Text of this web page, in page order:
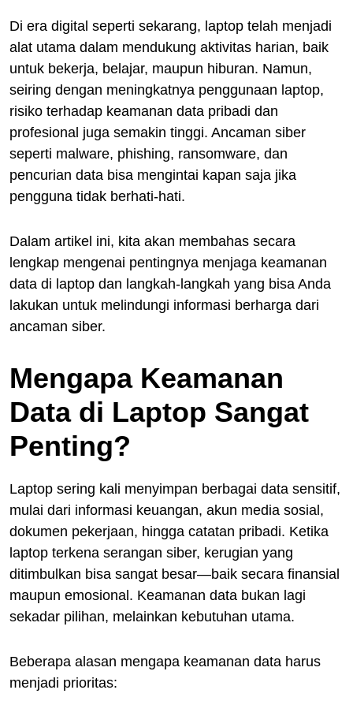
Di era digital seperti sekarang, laptop telah menjadi
alat utama dalam mendukung aktivitas harian, baik
untuk bekerja, belajar, maupun hiburan. Namun,
seiring dengan meningkatnya penggunaan laptop,
risiko terhadap keamanan data pribadi dan
profesional juga semakin tinggi. Ancaman siber
seperti malware, phishing, ransomware, dan
pencurian data bisa mengintai kapan saja jika
pengguna tidak berhati-hati.
Dalam artikel ini, kita akan membahas secara
lengkap mengenai pentingnya menjaga keamanan
data di laptop dan langkah-langkah yang bisa Anda
lakukan untuk melindungi informasi berharga dari
ancaman siber.
Mengapa Keamanan
Data di Laptop Sangat
Penting?
Laptop sering kali menyimpan berbagai data sensitif,
mulai dari informasi keuangan, akun media sosial,
dokumen pekerjaan, hingga catatan pribadi. Ketika
laptop terkena serangan siber, kerugian yang
ditimbulkan bisa sangat besar—baik secara finansial
maupun emosional. Keamanan data bukan lagi
sekadar pilihan, melainkan kebutuhan utama.
Beberapa alasan mengapa keamanan data harus
menjadi prioritas: